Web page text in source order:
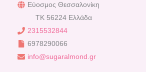
Εύοσμος Θεσσαλονίκη
TK 56224 Ελλάδα
2315532844
6978290066
info@sugaralmond.gr